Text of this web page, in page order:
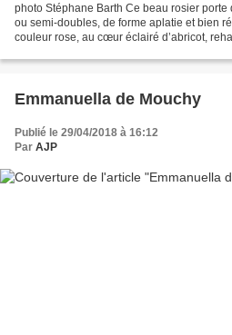
photo Stéphane Barth Ce beau rosier
ou semi-doubles, de forme aplatie et bien
couleur rose, au cœur éclairé d’abricot,
Emmanuella de Mouchy
Publié le 29/04/2018 à 16:12
Par AJP